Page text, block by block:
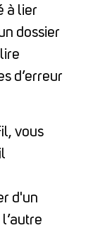
à lier
dossier
d’erreur
vous
d'un